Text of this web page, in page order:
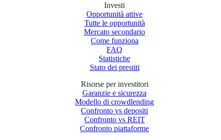
Investi
Opportunità attive
Tutte le opportunità
Mercato secondario
Come funziona
FAQ
Statistiche
Stato dei prestiti
Risorse per investitori
Garanzie e sicurezza
Modello di crowdlending
Confronto vs depositi
Confronto vs REIT
Confronto piattaforme